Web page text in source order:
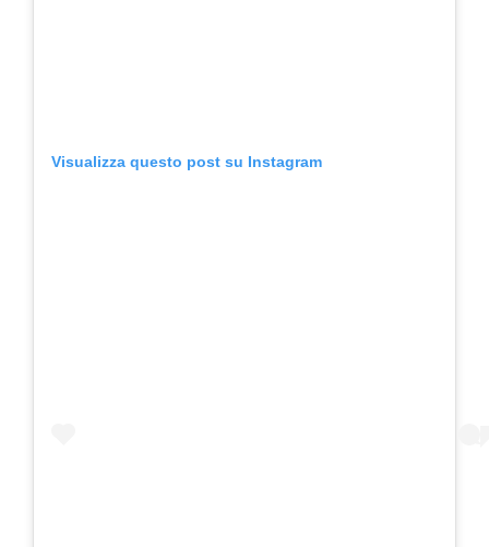
Visualizza questo post su Instagram